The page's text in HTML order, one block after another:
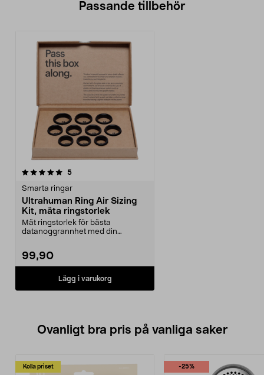
Passande tillbehör
5recensioner
Smarta ringar
Ultrahuman Ring Air Sizing
Kit, mäta ringstorlek
Mät ringstorlek för bästa
datanoggrannhet med din
99,90
Lägg i varukorg
Ovanligt bra pris på vanliga saker
Kolla priset -25%